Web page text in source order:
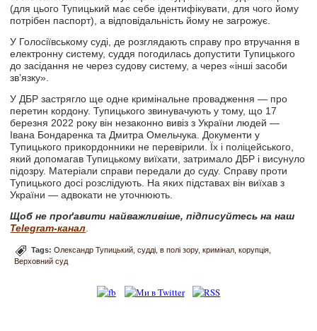
(для цього Тупицький має себе ідентифікувати, для чого йому
потрібен паспорт), а відповідальність йому не загрожує.
У Голосіївському суді, де розглядають справу про втручання в
електронну систему, суддя погодилась допустити Тупицького
до засідання не через судову систему, а через «інші засоби
зв’язку».
У ДБР застрягло ще одне кримінальне провадження — про
перетин кордону. Тупицького звинувачують у тому, що 17
березня 2022 року він незаконно вивіз з України людей —
Івана Бондаренка та Дмитра Омельчука. Документи у
Тупицького прикордонники не перевірили. Їх і поліцейського,
який допомагав Тупицькому виїхати, затримало ДБР і висунуло
підозру. Матеріали справи передали до суду. Справу проти
Тупицького досі розслідують. На яких підставах він виїхав з
України — адвокати не уточнюють.
Щоб не проґавити найважливіше, підписуйтесь на наш
Telegram-канал
Tags:Олександр Тупицький судді в полі зору кримінал корупція
Верховний суд